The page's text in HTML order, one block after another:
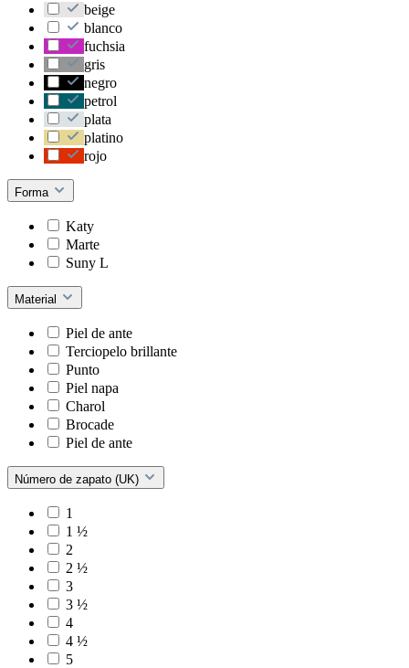
beige
blanco
fuchsia
gris
negro
petrol
plata
platino
rojo
Forma
Katy
Marte
Suny L
Material
Piel de ante
Terciopelo brillante
Punto
Piel napa
Charol
Brocade
Piel de ante
Número de zapato (UK)
1
1 ½
2
2 ½
3
3 ½
4
4 ½
5